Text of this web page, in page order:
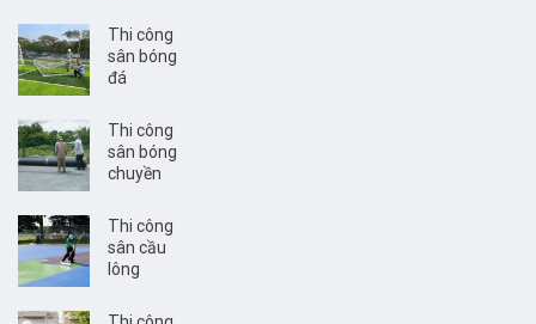
Thi công
sân bóng
đá
Thi công
sân bóng
chuyền
Thi công
sân cầu
lông